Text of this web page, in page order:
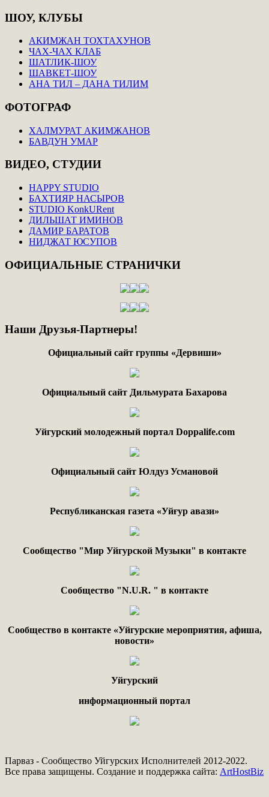
ШОУ, КЛУБЫ
АКИМЖАН ТОХТАХУНОВ
ЧАХ-ЧАХ КЛАБ
ШАТЛИК-ШОУ
ШАВКЕТ-ШОУ
АНА ТИЛ – ДАНА ТИЛИМ
ФОТОГРАФ
ХАЛМУРАТ АКИМЖАНОВ
БАВДУН УМАР
ВИДЕО, СТУДИИ
HAPPY STUDIO
БАХТИЯР НАСЫРОВ
STUDIO KonkURent
ДИЛЬШАТ ИМИНОВ
ДАМИР БАРАТОВ
НИДЖАТ ЮСУПОВ
ОФИЦИАЛЬНЫЕ СТРАНИЧКИ
Наши Друзья-Партнеры!
Официальный сайт группы «Дервиши»
Официальный сайт Дильмурата Бахарова
Уйгурский молодежный портал Doppalife.com
Официальный сайт Юлдуз Усмановой
Республиканская газета «Уйғур авази»
Сообщество "Мир Уйгурской Музыки" в контакте
Сообщество "N.U.R. " в контакте
Сообщество в контакте «Уйгурские мероприятия, афиша,
новости»
Уйгурский
информационный портал
Парваз - Сообщество Уйгурских Исполнителей 2012-2022.
Все права защищены. Создание и поддержка сайта: ArtHostBiz